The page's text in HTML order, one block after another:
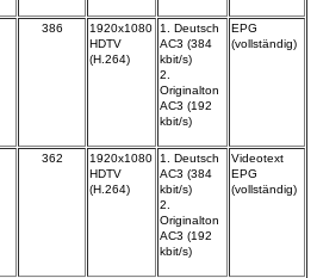
386
1920x1080
HDTV
(H.264)
1. Deutsch
AC3 (384
kbit/s)
2.
Originalton
AC3 (192
kbit/s)
EPG
(vollständig)
362
1920x1080
HDTV
(H.264)
1. Deutsch
AC3 (384
kbit/s)
2.
Originalton
AC3 (192
kbit/s)
Videotext
EPG
(vollständig)